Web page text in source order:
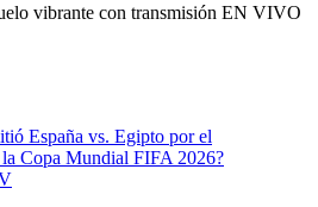
vibrante con transmisión EN VIVO